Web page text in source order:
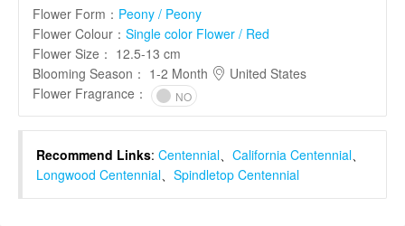
Flower Form ： Peony / Peony
Flower Colour ： Single color Flower / Red
Flower Size ： 12.5-13 cm
Blooming Season ： 1-2 Month
United States
Flower Fragrance ： NO
Recommend Links: Centennial California Centennial
Longwood Centennial
Spindletop Centennial